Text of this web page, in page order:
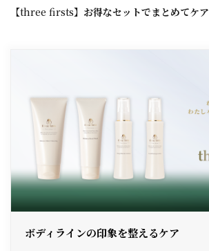
【three firsts】 お得なセットでまとめてケア
ボディラインの印象を整えるケア